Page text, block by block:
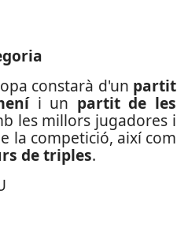
constarà d'un partit
i un partit de les
les millors jugadores i
la competició, així com
de triples.